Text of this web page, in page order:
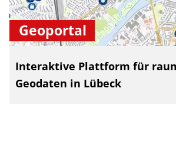
Geoportal
Interaktive Plattform für
Geodaten in Lübeck